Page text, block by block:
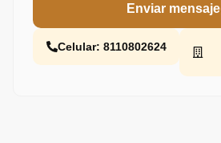
Enviar mensaje
Celular: 8110802624